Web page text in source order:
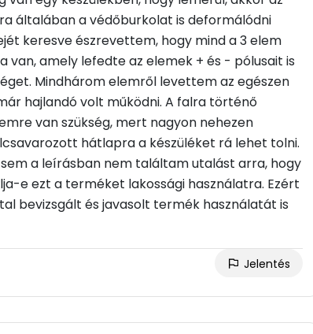
általában a védőburkolat is deformálódni
keresve észrevettem, hogy mind a 3 elem
amely lefedte az elemek + és - pólusait is
Mindhárom elemről levettem az egészen
hajlandó volt működni. A falra történő
van szükség, mert nagyon nehezen
hátlapra a készüléket rá lehet tolni.
a leírásban nem találtam utalást arra, hogy
e ezt a terméket lakossági használatra. Ezért
bevizsgált és javasolt termék használatát is
Jelentés